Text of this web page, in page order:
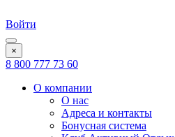
Войти
×
8 800 777 73 60
О компании
О нас
Адреса и контакты
Бонусная система